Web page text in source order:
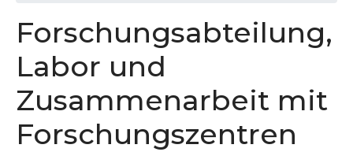
Forschungsabteilung,
Labor und
Zusammenarbeit mit
Forschungszentren